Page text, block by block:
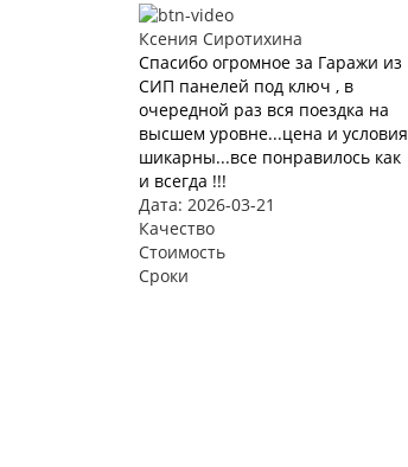
Ксения Сиротихина
Спасибо огромное за Гаражи из
СИП панелей под ключ , в
очередной раз вся поездка на
высшем уровне...цена и условия
шикарны...все понравилось как
и всегда !!!
Дата: 2026-03-21
Качество
Стоимость
Сроки